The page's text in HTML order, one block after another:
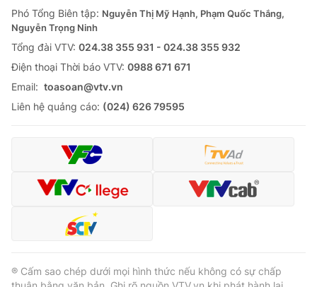
Phó Tổng Biên tập: Nguyễn Thị Mỹ Hạnh, Phạm Quốc Thắng,
Nguyễn Trọng Ninh
Tổng đài VTV: 024.38 355 931 - 024.38 355 932
Ðiện thoại Thời báo VTV: 0988 671 671
Email: toasoan@vtv.vn
Liên hệ quảng cáo: (024) 626 79595
® Cấm sao chép dưới mọi hình thức nếu không có sự chấp